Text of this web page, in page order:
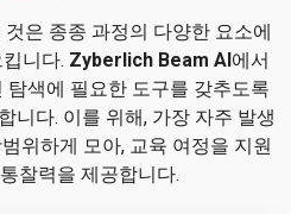
은 종종 과정의 다양한 요소에
니다. Zyberlich Beam AI에서
색에 필요한 도구를 갖추도록
니다. 이를 위해, 가장 자주 발생
위하게 모아, 교육 여정을 지원
찰력을 제공합니다.